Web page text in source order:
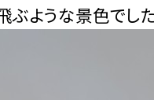
ような景色でした